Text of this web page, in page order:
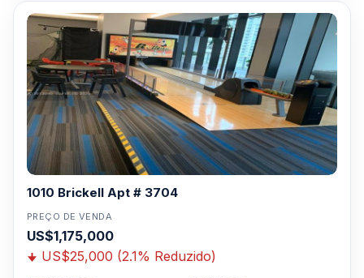
1010 Brickell Apt # 3704
PREÇO DE VENDA
US$1,175,000
US$25,000 (2.1% Reduzido)